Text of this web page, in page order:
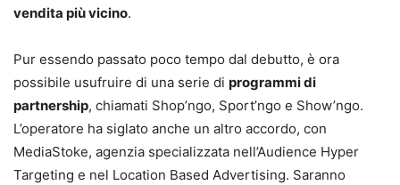
vendita più vicino.
Pur essendo passato poco tempo dal debutto, è ora
possibile usufruire di una serie di programmi di
partnership, chiamati Shop’ngo, Sport’ngo e Show’ngo.
L’operatore ha siglato anche un altro accordo, con
MediaStoke, agenzia specializzata nell’Audience Hyper
Targeting e nel Location Based Advertising. Saranno